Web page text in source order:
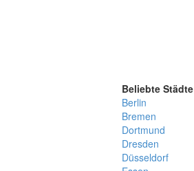
Beliebte Städte
Berlin
Bremen
Dortmund
Dresden
Düsseldorf